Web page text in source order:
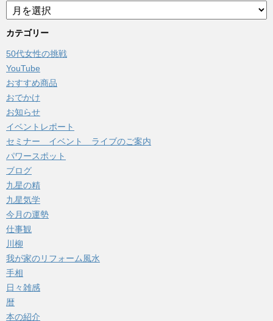
ア
ー
カ
ブ
カテゴリー
50代女性の挑戦
YouTube
おすすめ商品
おでかけ
お知らせ
イベントレポート
セミナー イベント ライブのご案内
パワースポット
ブログ
九星の精
九星気学
今月の運勢
仕事観
川柳
我が家のリフォーム風水
手相
日々雑感
暦
本の紹介